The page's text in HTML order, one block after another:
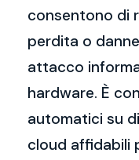
consentono di
perdita o
attacco
hardware. È
automatici su
cloud affidabili